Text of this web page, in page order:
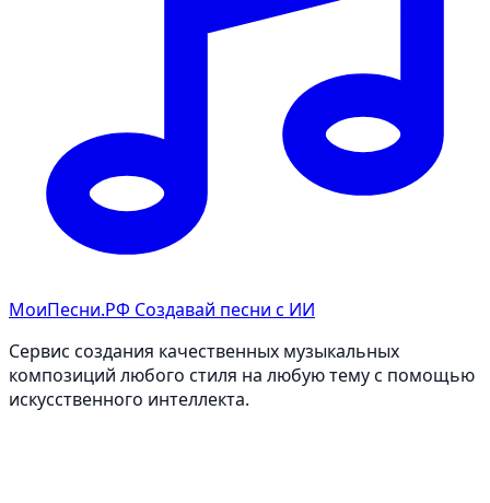
МоиПесни.РФ Создавай песни с ИИ
Сервис создания качественных музыкальных
композиций любого стиля на любую тему с помощью
искусственного интеллекта.